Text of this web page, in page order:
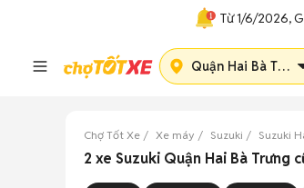
Từ 1/6/2026,
Quận Hai Bà Trưng
Chợ Tốt Xe Xe máy Suzuki Suzuki
2 xe Suzuki Quận Hai Bà Trưng